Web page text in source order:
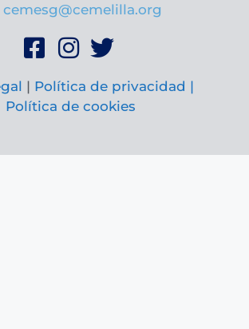
cemesg@cemelilla.org
| Política de privacidad |
Política de cookies